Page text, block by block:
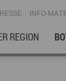
INFO-
REGION